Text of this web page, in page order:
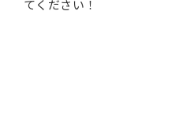
てください！